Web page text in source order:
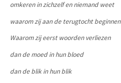
omkeren in zichzelf en niemand weet
waarom zij aan de terugtocht beginnen
Waarom zij eerst woorden verliezen
dan de moed in hun bloed
dan de blik in hun blik